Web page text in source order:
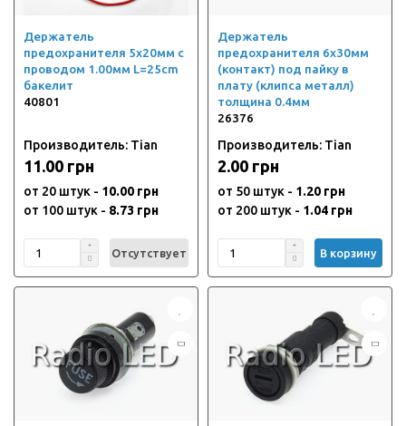
Держатель
предохранителя 5х20мм с
проводом 1.00мм L=25cm
бакелит
40801
Производитель: Tian
11.00 грн
от 20 штук - 10.00 грн
от 100 штук - 8.73 грн
Отсутствует
Держатель
предохранителя 6х30мм
(контакт) под пайку в
плату (клипса металл)
толщина 0.4мм
26376
Производитель: Tian
2.00 грн
от 50 штук - 1.20 грн
от 200 штук - 1.04 грн
В корзину